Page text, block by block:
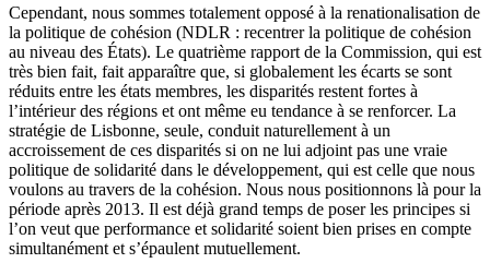
Cependant, nous sommes totalement opposé à la renationalisation de
la politique de cohésion (NDLR : recentrer la politique de cohésion
au niveau des États). Le quatrième rapport de la Commission, qui est
très bien fait, fait apparaître que, si globalement les écarts se sont
réduits entre les états membres, les disparités restent fortes à
l’intérieur des régions et ont même eu tendance à se renforcer. La
stratégie de Lisbonne, seule, conduit naturellement à un
accroissement de ces disparités si on ne lui adjoint pas une vraie
politique de solidarité dans le développement, qui est celle que nous
voulons au travers de la cohésion. Nous nous positionnons là pour la
période après 2013. Il est déjà grand temps de poser les principes si
l’on veut que performance et solidarité soient bien prises en compte
simultanément et s’épaulent mutuellement.